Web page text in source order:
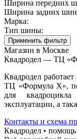
Ширина передних
Ширина задних
Марка:
Тип шины:
Применить фильтр
Магазин в Москве
Квадродел — ТЦ
Квадродел
ТЦ «Формула Х»,
для
эксплуатации, а
Контакты и схема
Квадродел •